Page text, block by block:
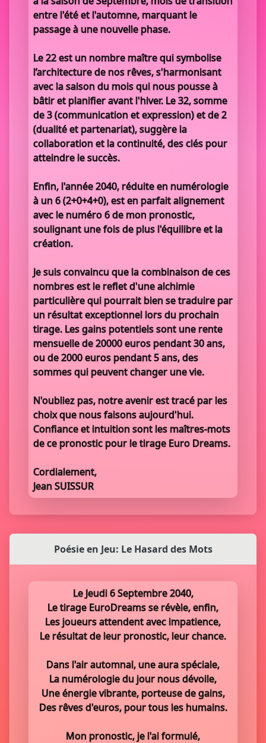
entre l'été et l'automne, marquant le
passage à une nouvelle phase.
Le 22 est un nombre maître qui symbolise
l’architecture de nos rêves, s'harmonisant
avec la saison du mois qui nous pousse à
bâtir et planifier avant l'hiver. Le 32, somme
de 3 (communication et expression) et de 2
(dualité et partenariat), suggère la
collaboration et la continuité, des clés pour
atteindre le succès.
Enfin, l'année 2040, réduite en numérologie
à un 6 (2+0+4+0), est en parfait alignement
avec le numéro 6 de mon pronostic,
soulignant une fois de plus l'équilibre et la
création.
Je suis convaincu que la combinaison de ces
nombres est le reflet d'une alchimie
particulière qui pourrait bien se traduire par
un résultat exceptionnel lors du prochain
tirage. Les gains potentiels sont une rente
mensuelle de 20000 euros pendant 30 ans,
ou de 2000 euros pendant 5 ans, des
sommes qui peuvent changer une vie.
N'oubliez pas, notre avenir est tracé par les
choix que nous faisons aujourd'hui.
Confiance et intuition sont les maîtres-mots
de ce pronostic pour le tirage Euro Dreams.
Cordialement,
Jean SUISSUR
Poésie en Jeu: Le Hasard des Mots
Le Jeudi 6 Septembre 2040,
Le tirage EuroDreams se révèle, enfin,
Les joueurs attendent avec impatience,
Le résultat de leur pronostic, leur chance.
Dans l'air automnal, une aura spéciale,
La numérologie du jour nous dévoile,
Une énergie vibrante, porteuse de gains,
Des rêves d'euros, pour tous les humains.
Mon pronostic, je l'ai formulé,